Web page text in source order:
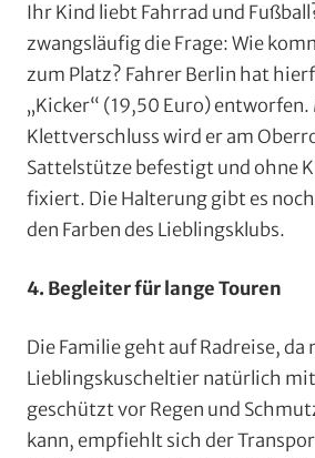
Ihr Kind liebt Fahrrad und
zwangsläufig die Frage: Wie
zum Platz? Fahrer Berlin hat
„Kicker“ (19,50 Euro)
Klettverschluss wird er am
Sattelstütze befestigt und ohne
fixiert. Die Halterung gibt es
den Farben des Lieblingsklubs.
4. Begleiter für lange Touren
Die Familie geht auf Radreise, da
Lieblingskuscheltier natürlich
geschützt vor Regen und
kann, empfiehlt sich der